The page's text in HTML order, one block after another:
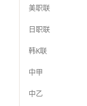
美职联
日职联
韩K联
中甲
中乙